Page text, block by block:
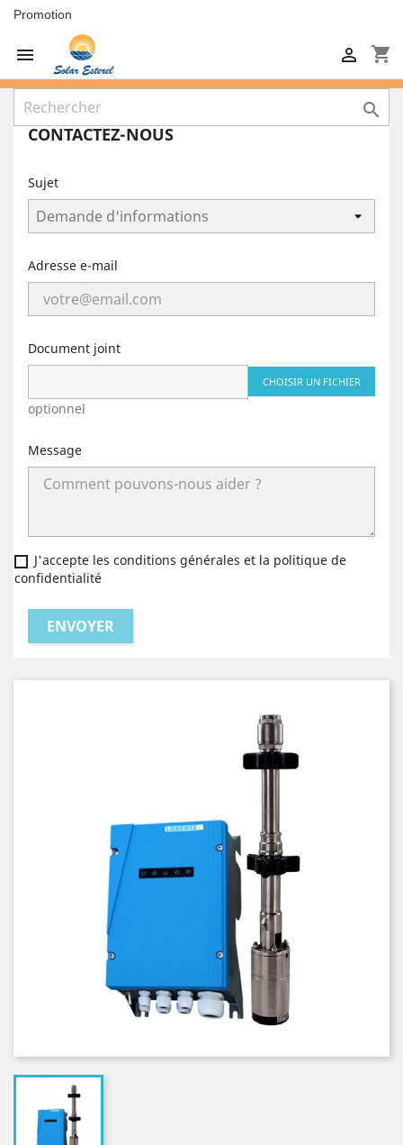
Promotion
 shopping_cart


CONTACTEZ-NOUS
Sujet
Adresse e-mail
Document joint
CHOISIR UN FICHIER
optionnel
Message
J'accepte les conditions générales et la politique de
confidentialité